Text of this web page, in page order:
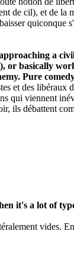
de cil), et de la
quiconque
a
or basically
Pure
et des
qui viennent
ils débattent
it's a lot of
vides.